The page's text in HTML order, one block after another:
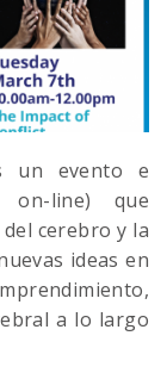
un evento e
on-line) que
cerebro y la
ideas en
a lo largo